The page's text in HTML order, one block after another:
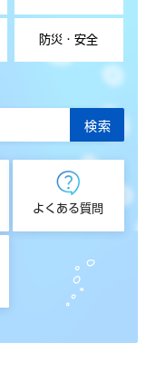
防災・安全
よくある質問